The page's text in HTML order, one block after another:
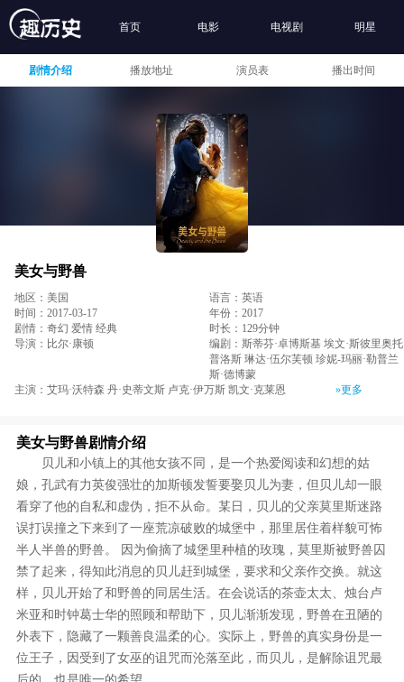
首页 电影 电视剧 明星
剧情介绍 播放地址 演员表 播出时间
美女与野兽
地区：美国
语言：英语
时间：2017-03-17
年份：2017
剧情：奇幻 爱情 经典
时长：129分钟
导演：比尔·康顿
编剧：斯蒂芬·卓博斯基 埃文·斯彼里奥托
普洛斯 琳达·伍尔芙顿 珍妮-玛丽·勒普兰
斯·德博蒙
主演：艾玛·沃特森 丹·史蒂文斯 卢克·伊万斯 凯文·克莱恩
»更多
美女与野兽剧情介绍
贝儿和小镇上的其他女孩不同，是一个热爱阅读和幻想的姑
娘，孔武有力英俊强壮的加斯顿发誓要娶贝儿为妻，但贝儿却一眼
看穿了他的自私和虚伪，拒不从命。某日，贝儿的父亲莫里斯迷路
误打误撞之下来到了一座荒凉破败的城堡中，那里居住着样貌可怖
半人半兽的野兽。 因为偷摘了城堡里种植的玫瑰，莫里斯被野兽囚
禁了起来，得知此消息的贝儿赶到城堡，要求和父亲作交换。就这
样，贝儿开始了和野兽的同居生活。在会说话的茶壶太太、烛台卢
米亚和时钟葛士华的照顾和帮助下，贝儿渐渐发现，野兽在丑陋的
外表下，隐藏了一颗善良温柔的心。实际上，野兽的真实身份是一
位王子，因受到了女巫的诅咒而沦落至此，而贝儿，是解除诅咒最